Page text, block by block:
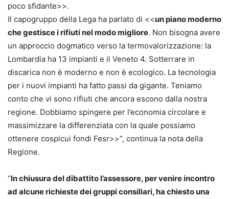
poco sfidante>>.
Il capogruppo della Lega ha parlato di <<un piano moderno
che gestisce i rifiuti nel modo migliore. Non bisogna avere
un approccio dogmatico verso la termovalorizzazione: la
Lombardia ha 13 impianti e il Veneto 4. Sotterrare in
discarica non è moderno e non è ecologico. La tecnologia
per i nuovi impianti ha fatto passi da gigante. Teniamo
conto che vi sono rifiuti che ancora escono dalla nostra
regione. Dobbiamo spingere per l’economia circolare e
massimizzare la differenziata con la quale possiamo
ottenere cospicui fondi Fesr>>”, continua la nota della
Regione.
“In chiusura del dibattito l’assessore, per venire incontro
ad alcune richieste dei gruppi consiliari, ha chiesto una